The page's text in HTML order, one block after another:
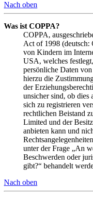
Nach oben
Was ist COPPA?
COPPA,
Act of 1998 (deutsch:
von Kindern im
USA, welches
persönliche Daten
hierzu die
der
unsicher sind, ob dies
sich zu registrieren
rechtlichen Beistand
Limited und der
anbieten kann und
unter der Frage „An
Beschwerden oder
gibt?“ behandelt
Nach oben